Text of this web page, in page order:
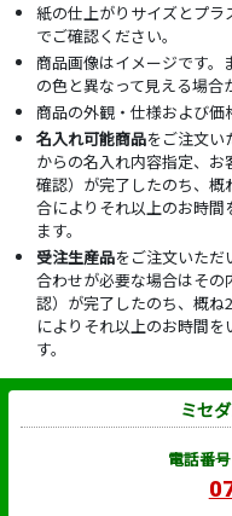
紙の仕上がりサイズとプ
でご確認ください。
商品画像はイメージです
の色と異なって見える場合
商品の外観・仕様および価
名入れ可能商品をご注文い
からの名入れ内容指定、
確認）が完了したのち、概
合によりそれ以上のお時
ます。
受注生産品をご注文いただ
合わせが必要な場合はそ
認）が完了したのち、概
によりそれ以上のお時間
す。
ミセ
電話番号